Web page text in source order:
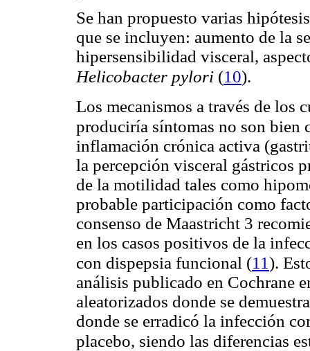
Se han propuesto varias
que se incluyen: aumento de la
hipersensibilidad visceral,
Helicobacter pylori (10).
Los mecanismos a través de los
produciría síntomas no son bien
inflamación crónica activa
la percepción visceral gástricos
de la motilidad tales como
probable participación como
consenso de Maastricht 3
en los casos positivos de la
con dispepsia funcional (11).
análisis publicado en Cochrane
aleatorizados donde se
donde se erradicó la infección
placebo, siendo las diferencias